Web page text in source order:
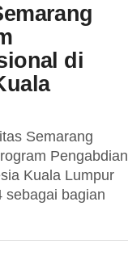
di
Semarang
Pengabdian
Kuala Lumpur
sebagai bagian